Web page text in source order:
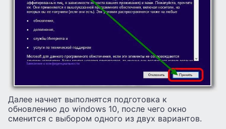
Далее начнет выполнятся подготовка к
обновлению до windows 10, после чего окно
сменится с выбором одного из двух вариантов.